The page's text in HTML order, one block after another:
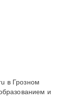
в Грозном
и